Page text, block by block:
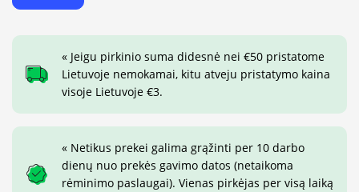
« Jeigu pirkinio suma didesnė nei €50 pristatome
Lietuvoje nemokamai, kitu atveju pristatymo kaina
visoje Lietuvoje €3.
« Netikus prekei galima grąžinti per 10 darbo
dienų nuo prekės gavimo datos (netaikoma
rėminimo paslaugai). Vienas pirkėjas per visą laiką